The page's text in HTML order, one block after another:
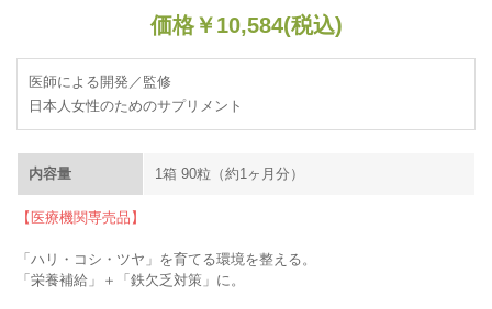
価格￥10,584(税込)
医師による開発／監修
日本人女性のためのサプリメント
内容量 1箱 90粒（約1ヶ月分）
【医療機関専売品】
「ハリ・コシ・ツヤ」を育てる環境を整える。
「栄養補給」＋「鉄欠乏対策」に。